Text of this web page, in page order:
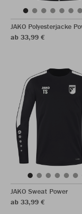
JAKO Polyesterjacke
ab 33,99 €
JAKO Sweat Power
ab 33,99 €